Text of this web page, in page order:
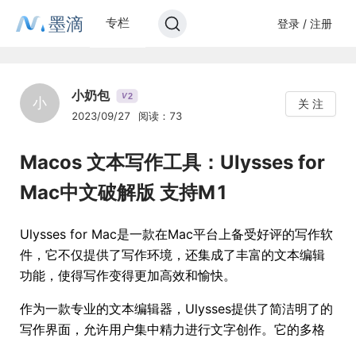
墨滴 专栏 登录 / 注册
小 小奶包 V2
2023/09/27 阅读：73
关 注
Macos 文本写作工具：Ulysses for
Mac中文破解版 支持M1
Ulysses for Mac是一款在Mac平台上备受好评的写作软
件，它不仅提供了写作环境，还集成了丰富的文本编辑
功能，使得写作变得更加高效和愉快。
作为一款专业的文本编辑器，Ulysses提供了简洁明了的
写作界面，允许用户集中精力进行文字创作。它的多格